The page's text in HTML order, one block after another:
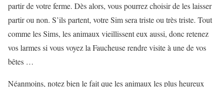
partir de votre ferme. Dès alors, vous pourrez choisir de les laisser
partir ou non. S’ils partent, votre Sim sera triste ou très triste. Tout
comme les Sims, les animaux vieillissent eux aussi, donc retenez
vos larmes si vous voyez la Faucheuse rendre visite à une de vos
bêtes …
Néanmoins, notez bien le fait que les animaux les plus heureux